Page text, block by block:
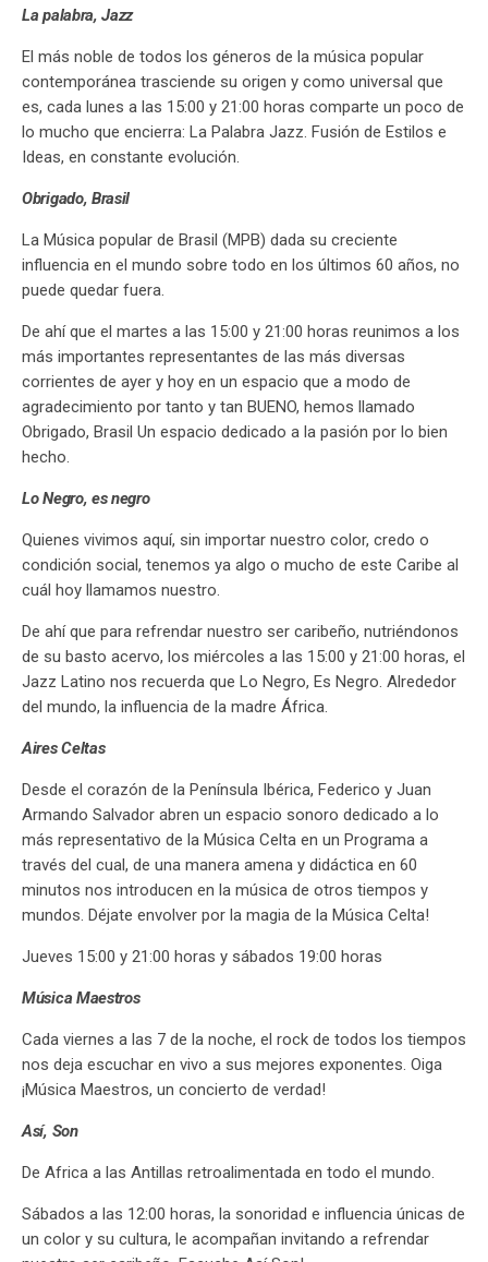
La palabra, Jazz
El más noble de todos los géneros de la música popular
contemporánea trasciende su origen y como universal que
es, cada lunes a las 15:00 y 21:00 horas comparte un poco de
lo mucho que encierra: La Palabra Jazz. Fusión de Estilos e
Ideas, en constante evolución.
Obrigado, Brasil
La Música popular de Brasil (MPB) dada su creciente
influencia en el mundo sobre todo en los últimos 60 años, no
puede quedar fuera.
De ahí que el martes a las 15:00 y 21:00 horas reunimos a los
más importantes representantes de las más diversas
corrientes de ayer y hoy en un espacio que a modo de
agradecimiento por tanto y tan BUENO, hemos llamado
Obrigado, Brasil Un espacio dedicado a la pasión por lo bien
hecho.
Lo Negro, es negro
Quienes vivimos aquí, sin importar nuestro color, credo o
condición social, tenemos ya algo o mucho de este Caribe al
cuál hoy llamamos nuestro.
De ahí que para refrendar nuestro ser caribeño, nutriéndonos
de su basto acervo, los miércoles a las 15:00 y 21:00 horas, el
Jazz Latino nos recuerda que Lo Negro, Es Negro. Alrededor
del mundo, la influencia de la madre África.
Aires Celtas
Desde el corazón de la Península Ibérica, Federico y Juan
Armando Salvador abren un espacio sonoro dedicado a lo
más representativo de la Música Celta en un Programa a
través del cual, de una manera amena y didáctica en 60
minutos nos introducen en la música de otros tiempos y
mundos. Déjate envolver por la magia de la Música Celta!
Jueves 15:00 y 21:00 horas y sábados 19:00 horas
Música Maestros
Cada viernes a las 7 de la noche, el rock de todos los tiempos
nos deja escuchar en vivo a sus mejores exponentes. Oiga
¡Música Maestros, un concierto de verdad!
Así, Son
De Africa a las Antillas retroalimentada en todo el mundo.
Sábados a las 12:00 horas, la sonoridad e influencia únicas de
un color y su cultura, le acompañan invitando a refrendar